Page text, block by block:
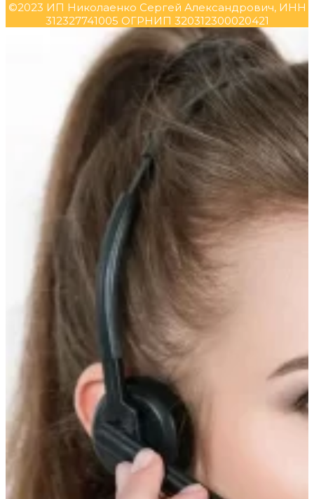
©2023 ИП Николаенко Сергей Александрович, ИНН
312327741005 ОГРНИП 320312300020421